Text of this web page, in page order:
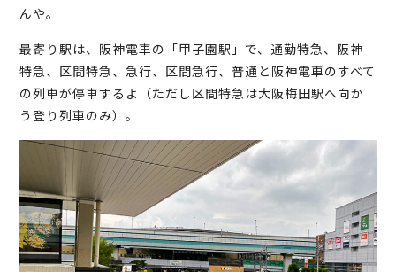
んや。
最寄り駅は、阪神電車の「甲子園駅」で、通勤特急、阪神
特急、区間特急、急行、区間急行、普通と阪神電車のすべて
の列車が停車するよ（ただし区間特急は大阪梅田駅へ向か
う登り列車のみ）。